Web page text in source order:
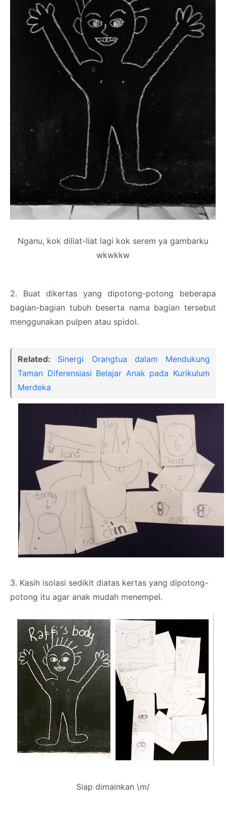
Nganu, kok diliat-liat lagi kok serem ya gambarku
wkwkkw
2. Buat dikertas yang dipotong-potong beberapa
bagian-bagian tubuh beserta nama bagian tersebut
menggunakan pulpen atau spidol.
Related: Sinergi Orangtua dalam Mendukung
Taman Diferensiasi Belajar Anak pada Kurikulum
Merdeka
3. Kasih isolasi sedikit diatas kertas yang dipotong-
potong itu agar anak mudah menempel.
Siap dimainkan \m/